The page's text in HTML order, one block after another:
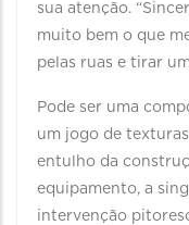
sua atenção.
muito bem o que
pelas ruas e tirar
Pode ser uma
um jogo de
entulho da
equipamento, a
intervenção